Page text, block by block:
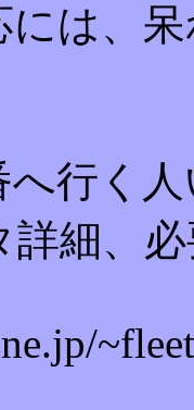
には、
へ行く
詳細、